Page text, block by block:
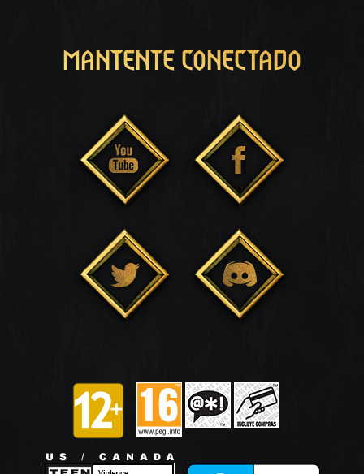
MANTENTE CONECTADO